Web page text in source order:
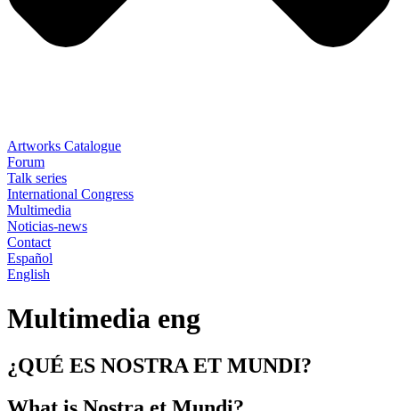
Artworks Catalogue
Forum
Talk series
International Congress
Multimedia
Noticias-news
Contact
Español
English
Multimedia eng
¿QUÉ ES NOSTRA ET MUNDI?